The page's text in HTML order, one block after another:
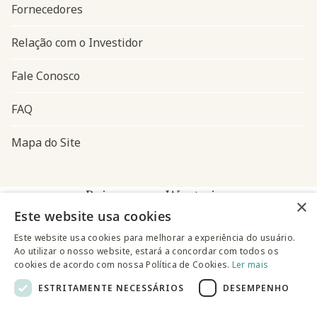
Fornecedores
Relação com o Investidor
Fale Conosco
FAQ
Mapa do Site
Baixe o app Westwing
×
Este website usa cookies
Este website usa cookies para melhorar a experiência do usuário.
Ao utilizar o nosso website, estará a concordar com todos os
cookies de acordo com nossa Política de Cookies. Ler mais
ESTRITAMENTE NECESSÁRIOS
DESEMPENHO